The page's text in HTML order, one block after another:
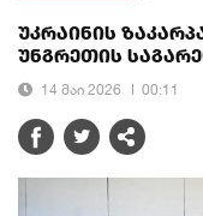
უკრაინის
უნგრეთის
14 მაი 2026 00:11